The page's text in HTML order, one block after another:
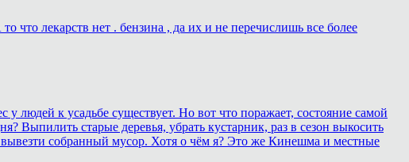
что лекарств нет . бензина , да их и не перечислишь все более
к усадьбе существует. Но вот что поражает, состояние самой
Выпилить старые деревья, убрать кустарник, раз в сезон выкосить
собранный мусор. Хотя о чём я? Это же Кинешма и местные